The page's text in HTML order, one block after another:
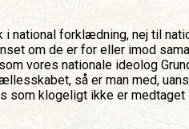
forklædning, nej til
om de er for eller imod
vores nationale ideolog
så er man med,
klogeligt ikke er